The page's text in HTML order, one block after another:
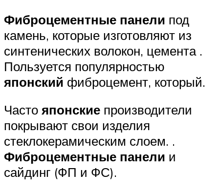
Фиброцементные панели под
камень, которые изготовляют из
синтенических волокон, цемента .
Пользуется популярностью
японский фиброцемент, который.
Часто японские производители
покрывают свои изделия
стеклокерамическим слоем. .
Фиброцементные панели и
сайдинг (ФП и ФС).